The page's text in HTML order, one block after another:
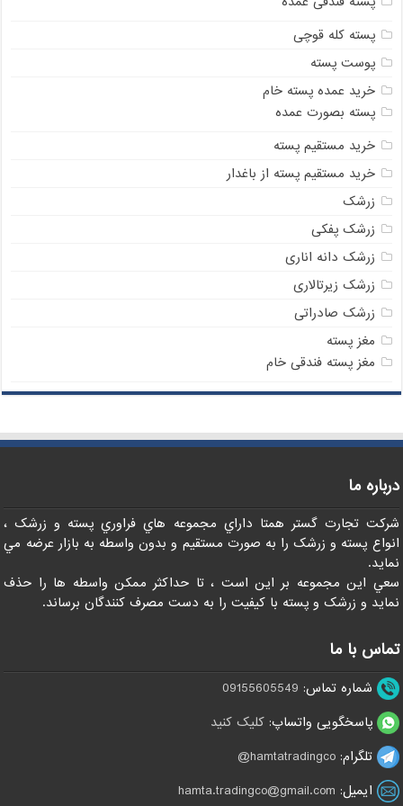
پسته کله قوچی
پوست پسته
خرید عمده پسته خام
پسته بصورت عمده
خرید مستقیم پسته
خرید مستقیم پسته از باغدار
زرشک
زرشک پفکی
زرشک دانه اناری
زرشک زیرتالاری
زرشک صادراتی
مغز پسته
مغز پسته فندقی خام
درباره ما
شرکت تجارت گستر همتا داراي مجموعه هاي فراوري پسته و زرشک ،
انواع پسته و زرشک را به صورت مستقيم و بدون واسطه به بازار عرضه مي
نمايد.
سعي اين مجموعه بر اين است ، تا حداکثر ممکن واسطه ها را حذف
نمايد و زرشک و پسته با کيفيت را به دست مصرف کنندگان برساند.
تماس با ما
شماره تماس: 09155605549
پاسخگویی واتساپ:کلیک کنید
تلگرام:hamtatradingco@
ایمیل: hamta.tradingco@gmail.com